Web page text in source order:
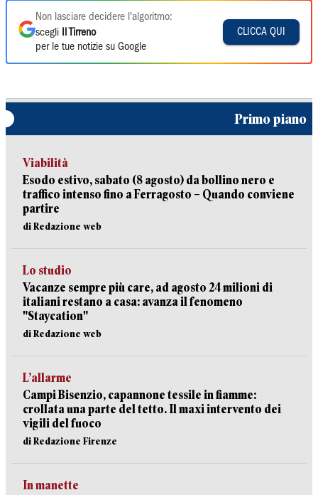
Non lasciare decidere l'algoritmo:
scegli
Il Tirreno
per le tue notizie su Google
CLICCA QUI
Primo piano
Viabilità
Esodo estivo, sabato (8 agosto) da bollino nero e
traffico intenso fino a Ferragosto – Quando conviene
partire
di Redazione web
Lo studio
Vacanze sempre più care, ad agosto 24 milioni di
italiani restano a casa: avanza il fenomeno
"Staycation"
di Redazione web
L’allarme
Campi Bisenzio, capannone tessile in fiamme:
crollata una parte del tetto. Il maxi intervento dei
vigili del fuoco
di Redazione Firenze
In manette